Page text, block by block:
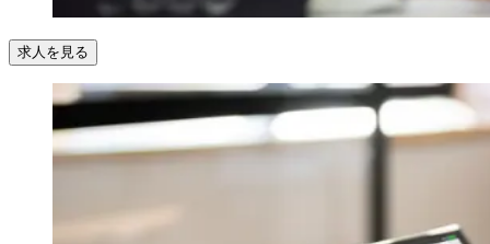
求人を見る